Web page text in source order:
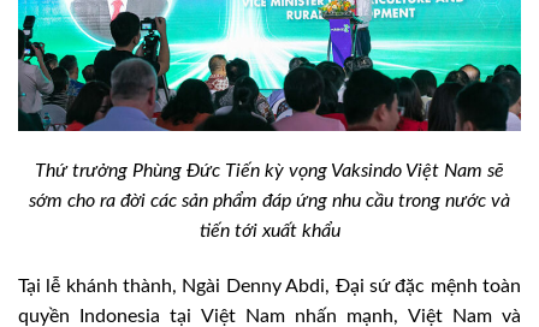
Thứ trưởng Phùng Đức Tiến kỳ vọng Vaksindo Việt Nam sẽ
sớm cho ra đời các sản phẩm đáp ứng nhu cầu trong nước và
tiến tới xuất khẩu
Tại lễ khánh thành, Ngài Denny Abdi, Đại sứ đặc mệnh toàn
quyền Indonesia tại Việt Nam nhấn mạnh, Việt Nam và